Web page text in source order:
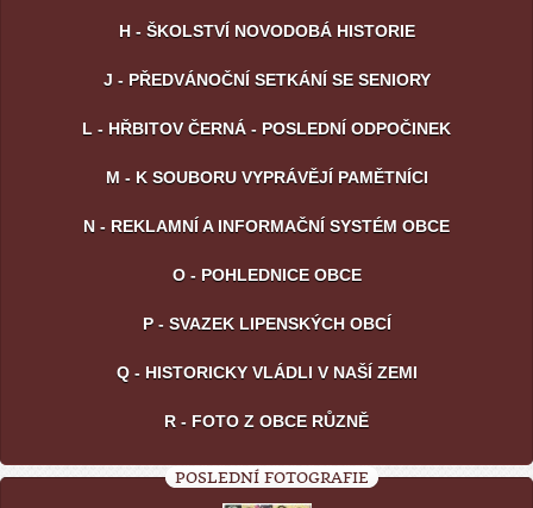
H - ŠKOLSTVÍ NOVODOBÁ HISTORIE
J - PŘEDVÁNOČNÍ SETKÁNÍ SE SENIORY
L - HŘBITOV ČERNÁ - POSLEDNÍ ODPOČINEK
M - K SOUBORU VYPRÁVĚJÍ PAMĚTNÍCI
N - REKLAMNÍ A INFORMAČNÍ SYSTÉM OBCE
O - POHLEDNICE OBCE
P - SVAZEK LIPENSKÝCH OBCÍ
Q - HISTORICKY VLÁDLI V NAŠÍ ZEMI
R - FOTO Z OBCE RŮZNĚ
POSLEDNÍ FOTOGRAFIE